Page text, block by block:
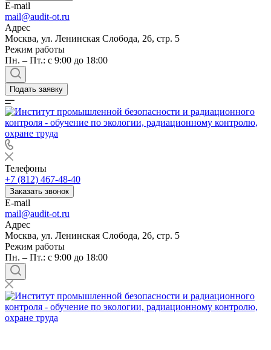
E-mail
mail@audit-ot.ru
Адрес
Москва, ул. Ленинская Слобода, 26, стр. 5
Режим работы
Пн. – Пт.: с 9:00 до 18:00
Подать заявку
Телефоны
+7 (812) 467-48-40
Заказать звонок
E-mail
mail@audit-ot.ru
Адрес
Москва, ул. Ленинская Слобода, 26, стр. 5
Режим работы
Пн. – Пт.: с 9:00 до 18:00